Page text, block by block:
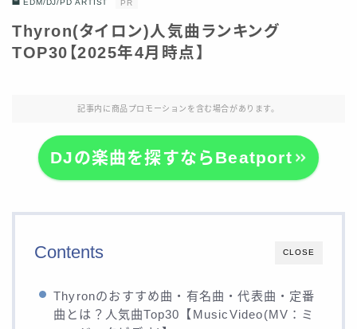
EDM/DJ/PD ARTIST PR
Thyron(タイロン)人気曲ランキング
TOP30【2025年4月時点】
記事内に商品プロモーションを含む場合があります。
DJの楽曲を探すならBeatport
CLOSE
Contents
Thyronのおすすめ曲・有名曲・代表曲・定番
曲とは？人気曲Top30【MusicVideo(MV：ミ